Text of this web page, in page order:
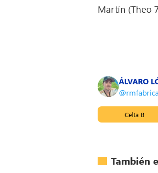
Martín (Theo
ÁLVARO
@rmfabrica
Celta B
También